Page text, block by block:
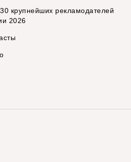
крупнейших рекламодателей
2026